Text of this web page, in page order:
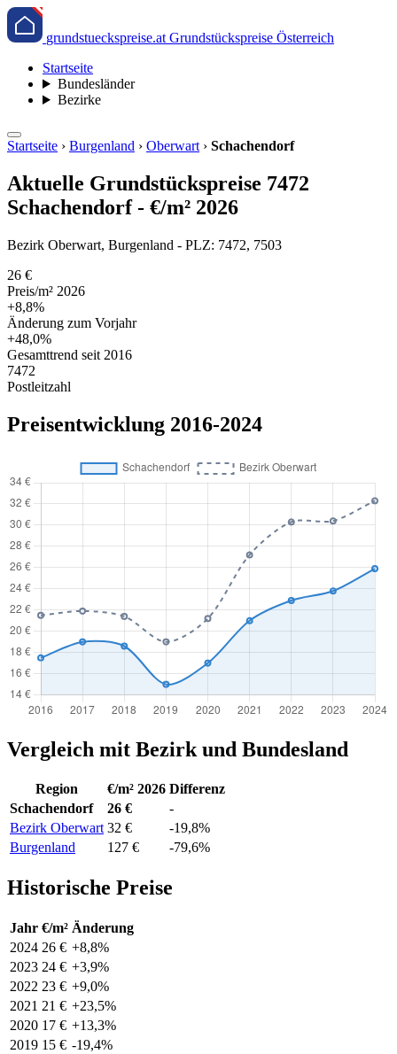
grundstueckspreise.at Grundstückspreise Österreich
Startseite
Bundesländer
Bezirke
Startseite › Burgenland › Oberwart › Schachendorf
Aktuelle Grundstückspreise 7472
Schachendorf - €/m² 2026
Bezirk Oberwart, Burgenland - PLZ: 7472, 7503
26 €
Preis/m² 2026
+8,8%
Änderung zum Vorjahr
+48,0%
Gesamttrend seit 2016
7472
Postleitzahl
Preisentwicklung 2016-2024
Vergleich mit Bezirk und Bundesland
Region €/m² 2026 Differenz
Schachendorf
26 €
-
Bezirk Oberwart 32 €
-19,8%
Burgenland
127 € -79,6%
Historische Preise
Jahr €/m² Änderung
2024 26 € +8,8%
2023 24 € +3,9%
2022 23 € +9,0%
2021 21 € +23,5%
2020 17 € +13,3%
2019 15 € -19,4%